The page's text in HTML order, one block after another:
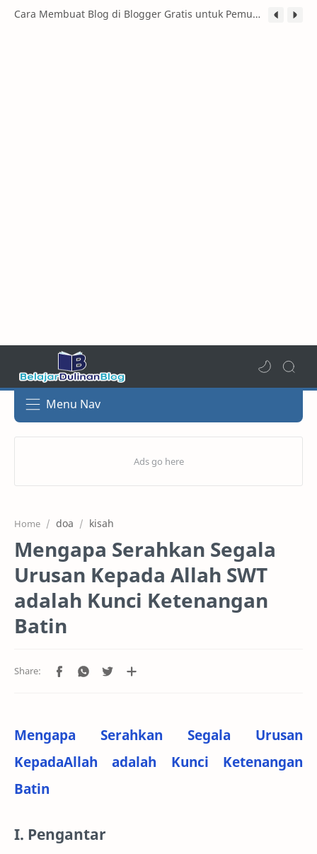
Cara Membuat Blog di Blogger Gratis untuk Pemula (Panduan Lengkap 2026)
Menu Nav
Home doa kisah
Mengapa Serahkan Segala
Urusan Kepada Allah SWT
adalah Kunci Ketenangan
Batin
Mengapa Serahkan Segala Urusan
KepadaAllah adalah Kunci Ketenangan
Batin
I. Pengantar